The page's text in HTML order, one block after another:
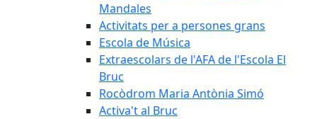
Mandales
Activitats per a persones grans
Escola de Música
Extraescolars de l'AFA de l'Escola El
Bruc
Rocòdrom Maria Antònia Simó
Activa't al Bruc